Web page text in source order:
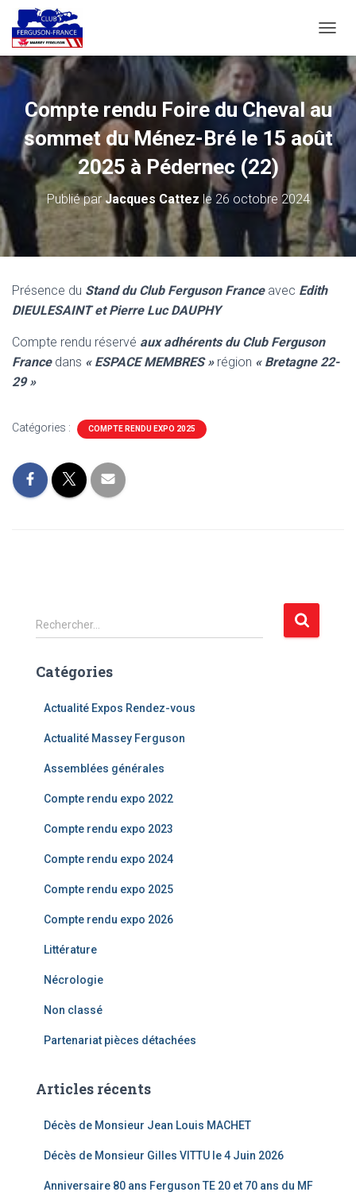
É
L
E
R
L
A
V
A
O
Compte rendu Foire du Cheval au
sommet du Ménez-Bré le 15 août
2025 à Pédernec (22)
Publié par Jacques Cattez le 26 octobre 2024
Présence du Stand du Club Ferguson Franceavec Edith
DIEULESAINT et Pierre Luc DAUPHY
Compte rendu réservé aux adhérents du Club Ferguson
Francedans « ESPACE MEMBRES »région « Bretagne 22-
29 »
Catégories : COMPTE RENDU EXPO 2025
R
e
h
Rechercher…
Catégories
Actualité Expos Rendez-vous
Actualité Massey Ferguson
Assemblées générales
Compte rendu expo 2022
Compte rendu expo 2023
Compte rendu expo 2024
Compte rendu expo 2025
Compte rendu expo 2026
Littérature
Nécrologie
Non classé
Partenariat pièces détachées
Articles récents
Décès de Monsieur Jean Louis MACHET
Décès de Monsieur Gilles VITTU le 4 Juin 2026
Anniversaire 80 ans Ferguson TE 20 et 70 ans du MF